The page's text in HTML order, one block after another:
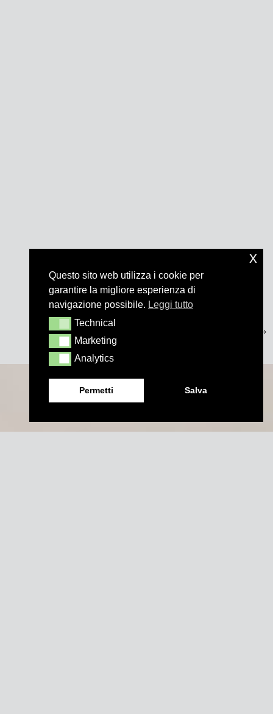
Questo sito web utilizza i cookie per
garantire la migliore esperienza di
navigazione possibile. Leggi tutto
TechnicalTechnical
MarketingMarketing
AnalyticsAnalytics
Permetti Salva
x